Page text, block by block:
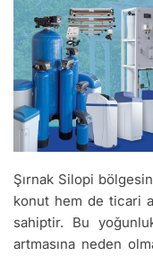
Şırnak Silopi
konut hem de ticari
sahiptir. Bu
artmasına neden